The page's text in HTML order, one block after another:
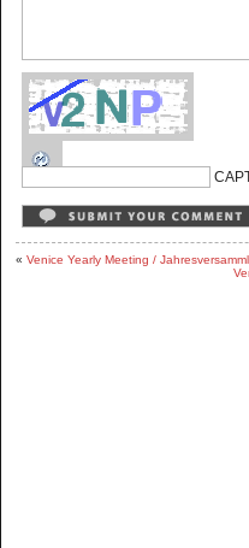
« Venice Yearly Meeting /